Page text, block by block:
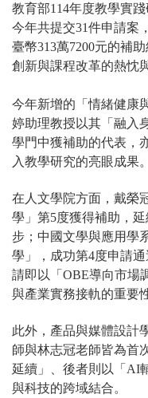
教育部114年度教學實
今年共提交31件申請案
臺幣313萬7200元的補
創新與課程改革的熱忱
今年新增的「情緒健康
婷助理教授以其「融入
學門中獲補助的代表，
入教學研究的亮眼成果。
在人文學院方面，戴榮
學」第5度獲得補助，
步；中國文學與應用學
學」，成功第4度申請
請即以「OBE導向市場
與產業實務接軌的重要性
此外，產品與媒體設計
師與林志冠老師皆為首
延續」、後者則以「AI
與科技的跨域結合。